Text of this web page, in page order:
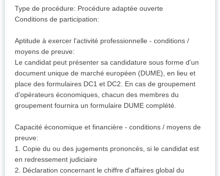
Type de procédure: Procédure adaptée ouverte
Conditions de participation:
Aptitude à exercer l'activité professionnelle - conditions /
moyens de preuve:
Le candidat peut présenter sa candidature sous forme d'un
document unique de marché européen (DUME), en lieu et
place des formulaires DC1 et DC2. En cas de groupement
d'opérateurs économiques, chacun des membres du
groupement fournira un formulaire DUME complété.
Capacité économique et financière - conditions / moyens de
preuve:
1. Copie du ou des jugements prononcés, si le candidat est
en redressement judiciaire
2. Déclaration concernant le chiffre d'affaires global du